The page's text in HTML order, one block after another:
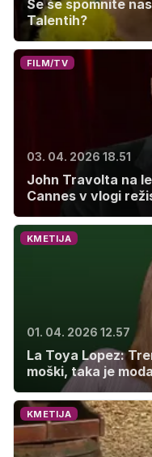
Se še spomnite
Talentih?
FILM/TV
03. 04. 2026 18.51
John Travolta na
Cannes v vlogi
KMETIJA
01. 04. 2026 12.57
La Toya Lopez:
moški, taka je moda
KMETIJA